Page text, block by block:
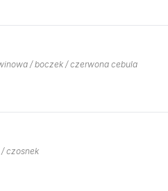
/ boczek / czerwona cebula
/ czosnek